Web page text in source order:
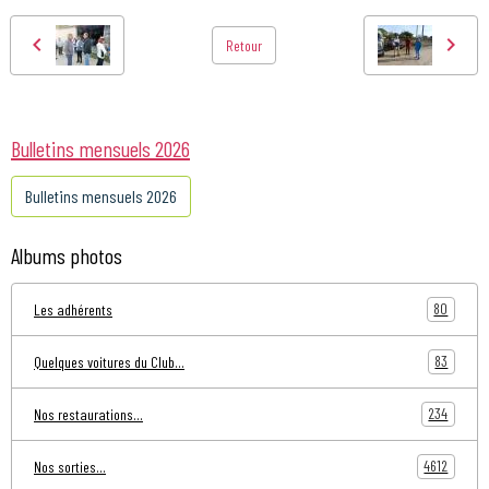
Retour
Bulletins mensuels 2026
Bulletins mensuels 2026
Albums photos
Les adhérents 80
Quelques voitures du Club... 83
Nos restaurations... 234
Nos sorties... 4612